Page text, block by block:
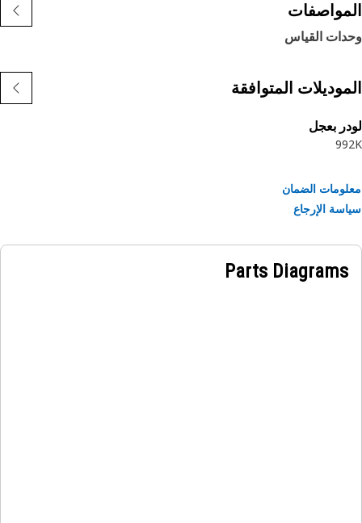
القياس
المتوافقة
بعجل
الضمان
الإرجاع
Parts Diagrams